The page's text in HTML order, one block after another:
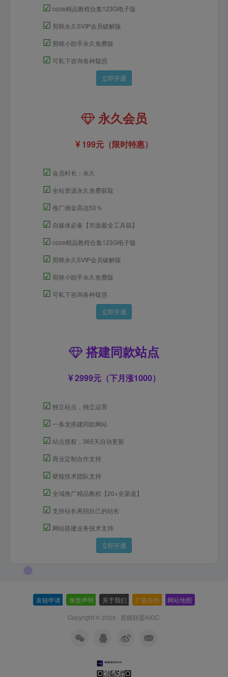
☑ coze精品教程合集123G电子版
☑ 剪映永久SVIP会员破解版
☑ 剪映小助手永久免费版
☑ 可私下咨询各种疑惑
立即开通
永久会员
199元（限时特惠）
☑ 会员时长：永久
☑ 全站资源永久免费获取
☑ 推广佣金高达50％
☑ 自媒体必备【市面最全工具箱】
☑ coze精品教程合集123G电子版
☑ 剪映永久SVIP会员破解版
☑ 剪映小助手永久免费版
☑ 可私下咨询各种疑惑
立即开通
搭建同款站点
2999元（下月涨1000）
☑ 独立站点，独立运营
☑ 一条龙搭建同款网站
☑ 站点授权，365天自动更新
☑ 商业定制合作支持
☑ 硬核技术团队支持
☑ 全域推广精品教程【20+全渠道】
☑ 支持站长再招自己的站长
☑ 网站搭建业务技术支持
立即开通
友链申请 免责声明 关于我们 广告合作 网站地图
Copyright © 2025 · 星舰联盟AIGC